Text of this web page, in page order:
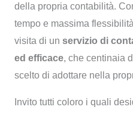
della propria contabilità.
tempo e massima
visita di un servizio di
ed efficace, che centinaia
scelto di adottare nella
Invito tutti coloro i quali